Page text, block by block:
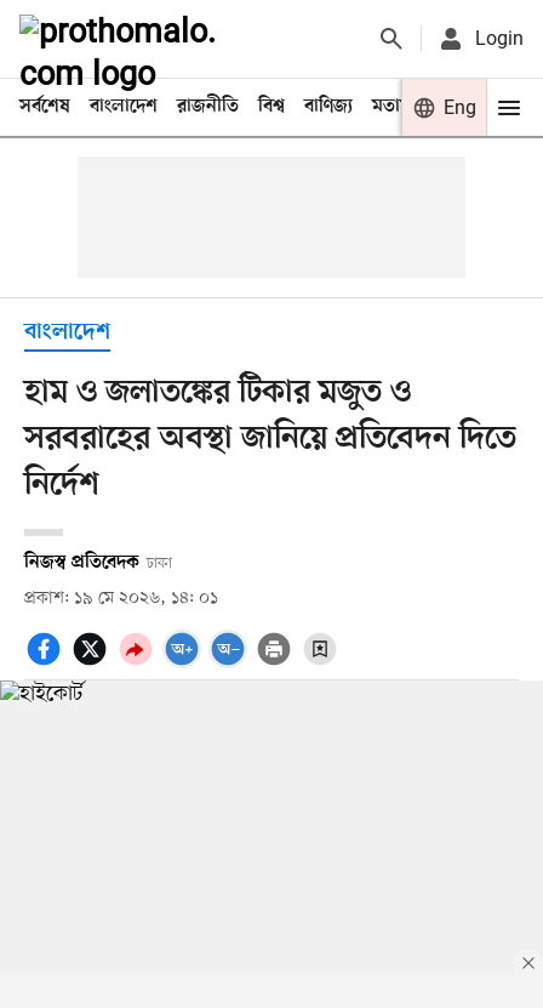
Login
সর্বশেষ বাংলাদেশ রাজনীতি বিশ্ব বাণিজ্য মতামত খেলা
Eng
বাংলাদেশ
হাম ও জলাতঙ্কের টিকার মজুত ও
সরবরাহের অবস্থা জানিয়ে প্রতিবেদন দিতে
নির্দেশ
নিজস্ব প্রতিবেদক ঢাকা
প্রকাশ: ১৯ মে ২০২৬, ১৪: ০১